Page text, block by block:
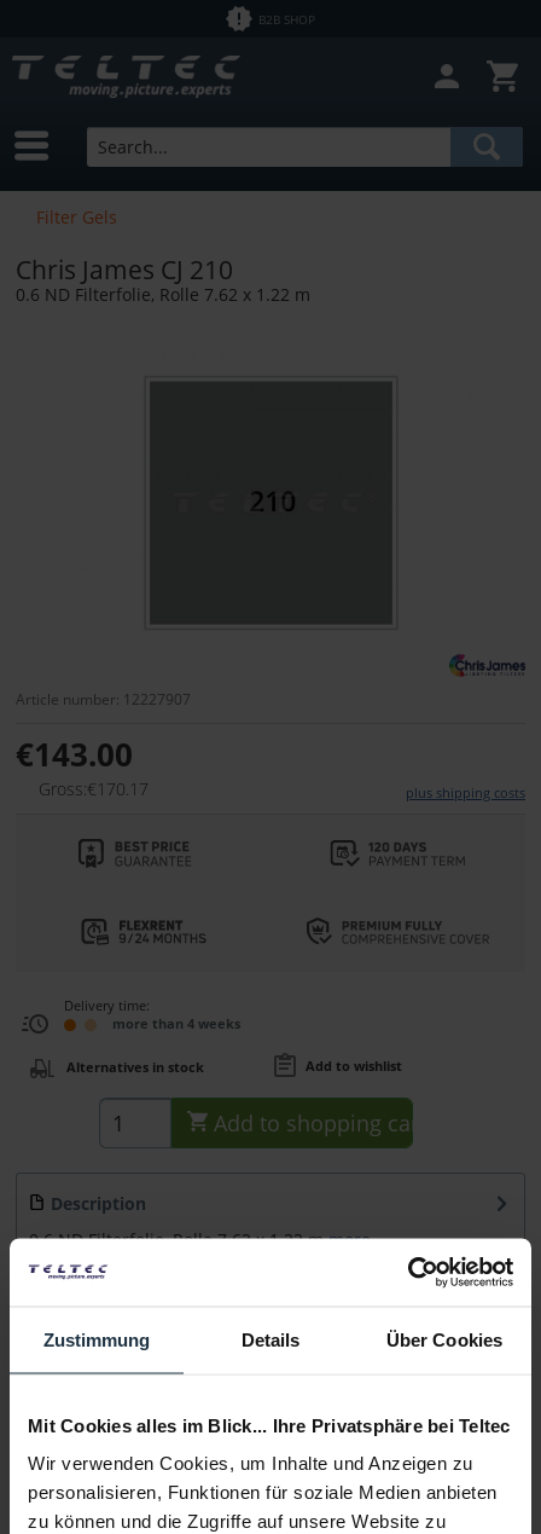
Zustimmung Details Über Cookies
Mit Cookies alles im Blick... Ihre Privatsphäre bei Teltec
Wir verwenden Cookies, um Inhalte und Anzeigen zu
personalisieren, Funktionen für soziale Medien anbieten
zu können und die Zugriffe auf unsere Website zu
B2B SHOP
Filter Gels
Chris James CJ 210
0.6 ND Filterfolie, Rolle 7.62 x 1.22 m
Article number: 12227907
€143.00
Gross:€170.17 plus shipping costs
Delivery time:
more than 4 weeks
Alternatives in stock Add to wishlist
Add to shopping cart
Description
0.6 ND Filterfolie, Rolle 7.62 x 1.22 mmore
Media
Manufacturer & Product Safety Information
Folgende Infos zum Hersteller sind verfübar...... more